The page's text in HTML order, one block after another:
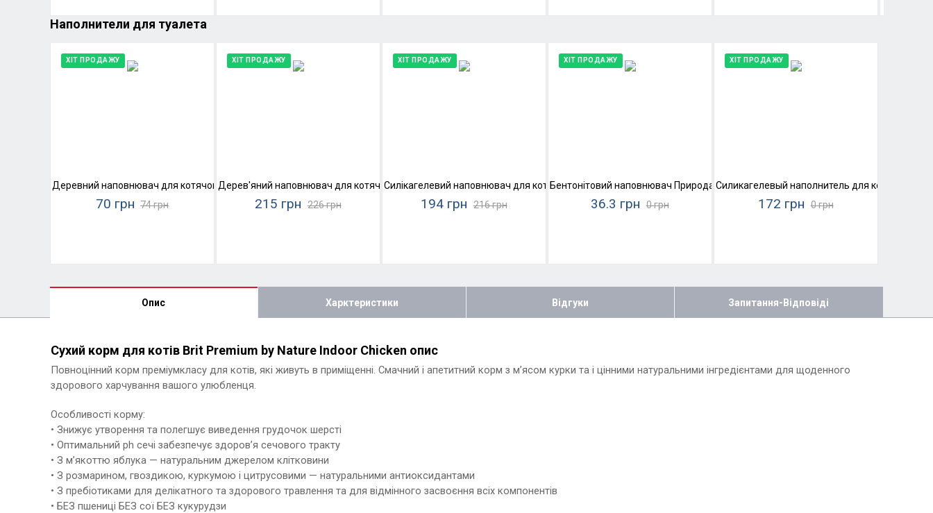
Наполнители для туалета
ХІТ ПРОДАЖУ
Деревний наповнювач для котячого туалету Super Cat №1
70 грн 74 грн
ХІТ ПРОДАЖУ
Дерев'яний наповнювач для котячого туалету Super Cat Стандарт Білий
215 грн 226 грн
ХІТ ПРОДАЖУ
Силікагелевий наповнювач для котячого туалету Kotix
194 грн 216 грн
ХІТ ПРОДАЖУ
Бентонітовий наповнювач Природа SaniPet, середній, з ароматом лаванди
36.3 грн 0 грн
ХІТ ПРОДАЖУ
Силикагелевый наполнитель для кошачьего
172 грн 0 грн
Опис Харктеристики Відгуки Запитання-Відповіді
Сухий корм для котів Brit Premium by Nature Indoor Chicken опис
Повноцінний корм преміумкласу для котів, які живуть в приміщенні. Смачний і апетитний корм з м’ясом курки та і цінними натуральними інгредієнтами для щоденного
здорового харчування вашого улюбленця.
Особливості корму:
• Знижує утворення та полегшує виведення грудочок шерсті
• Оптимальний ph сечі забезпечує здоров’я сечового тракту
• З м’якоттю яблука — натуральним джерелом клітковини
• З розмарином, гвоздикою, куркумою і цитрусовими — натуральними антиоксидантами
• З пребіотиками для делікатного та здорового травлення та для відмінного засвоєння всіх компонентів
• БЕЗ пшениці БЕЗ сої БЕЗ кукурудзи